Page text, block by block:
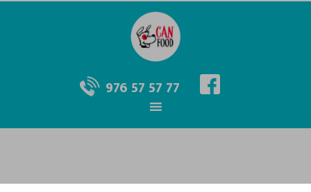
976 57 57 77